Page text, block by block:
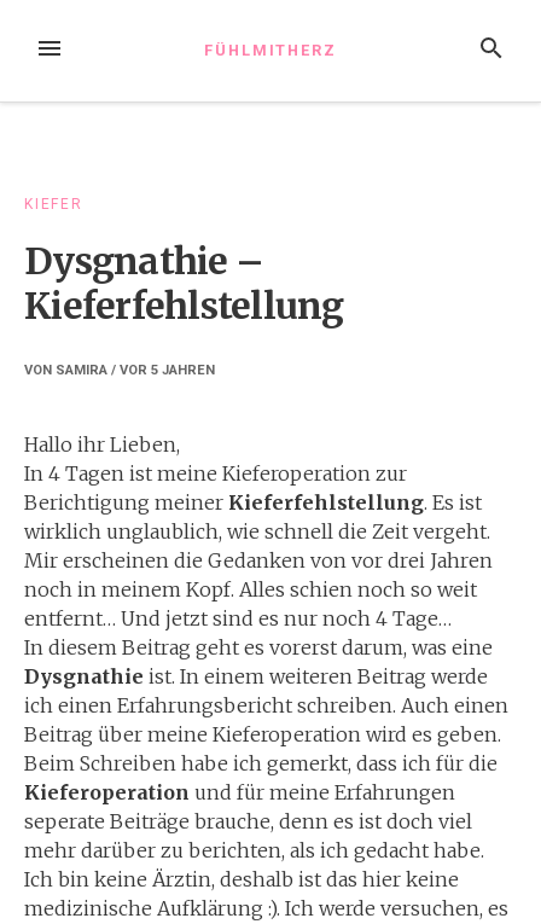
InhaltMENÜ SUCHE
FÜHLMITHERZ
KIEFER
Dysgnathie –
Kieferfehlstellung
VON SAMIRA / VOR 5 JAHREN
Hallo ihr Lieben,
In 4 Tagen ist meine Kieferoperation zur
Berichtigung meiner Kieferfehlstellung. Es ist
wirklich unglaublich, wie schnell die Zeit vergeht.
Mir erscheinen die Gedanken von vor drei Jahren
noch in meinem Kopf. Alles schien noch so weit
entfernt… Und jetzt sind es nur noch 4 Tage…
In diesem Beitrag geht es vorerst darum, was eine
Dysgnathie ist. In einem weiteren Beitrag werde
ich einen Erfahrungsbericht schreiben. Auch einen
Beitrag über meine Kieferoperation wird es geben.
Beim Schreiben habe ich gemerkt, dass ich für die
Kieferoperation und für meine Erfahrungen
seperate Beiträge brauche, denn es ist doch viel
mehr darüber zu berichten, als ich gedacht habe.
Ich bin keine Ärztin, deshalb ist das hier keine
medizinische Aufklärung :). Ich werde versuchen, es